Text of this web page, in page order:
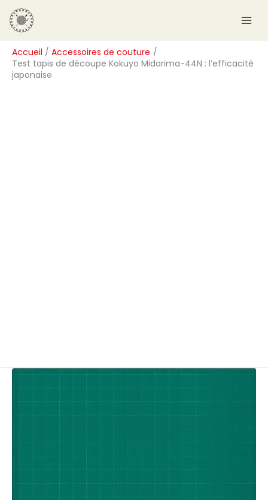
Aller
au
contenu
Accueil
Accessoires de couture
Test tapis de découpe Kokuyo Midorima-44N : l’efficacité
japonaise
R
e
c
h
e